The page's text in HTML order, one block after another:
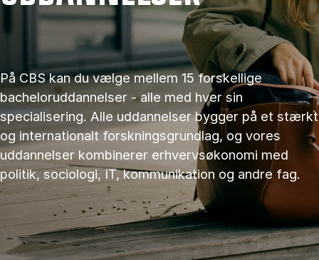
På CBS kan du vælge mellem 15 forskellige
bacheloruddannelser - alle med hver sin
specialisering. Alle uddannelser bygger på et stærkt
og internationalt forskningsgrundlag, og vores
uddannelser kombinerer erhvervsøkonomi med
politik, sociologi, IT, kommunikation og andre fag.